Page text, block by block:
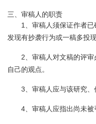
三、审稿人的职责
1、审稿人须保证作者
发现有抄袭行为或一稿多投
2、审稿人对文稿的评
自己的观点。
3、审稿人应与该研究、
4、审稿人应指出尚未被